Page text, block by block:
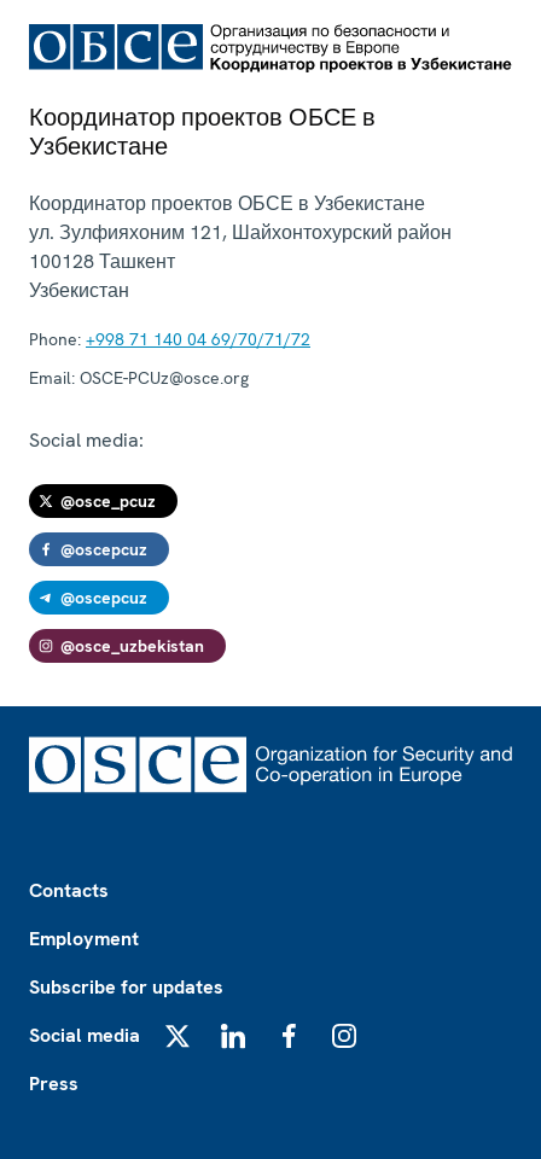
Координатор проектов ОБСЕ в
Узбекистане
Координатор проектов ОБСЕ в Узбекистане
ул. Зулфияхоним 121, Шайхонтохурский район
100128Ташкент
Узбекистан
Phone: +998 71 140 04 69/70/71/72
Email: OSCE-PCUz@osce.org
Social media:
@osce_pcuz
@oscepcuz
@oscepcuz
@osce_uzbekistan
Contacts
Employment
Subscribe for updates
Social media
Press